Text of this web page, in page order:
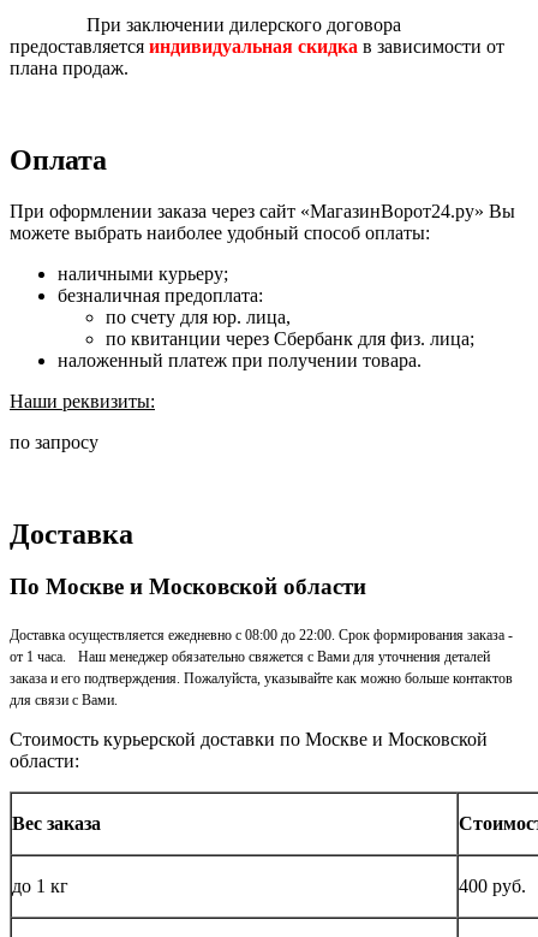
При заключении дилерского договора
предоставляется индивидуальная скидка в зависимости от
плана продаж.
Оплата
При оформлении заказа через сайт «МагазинВорот24.ру» Вы
можете выбрать наиболее удобный способ оплаты:
наличными курьеру;
безналичная предоплата:
по счету для юр. лица,
по квитанции через Сбербанк для физ. лица;
наложенный платеж при получении товара.
Наши реквизиты:
по запросу
Доставка
По Москве и Московской области
Доставка осуществляется ежедневно с 08:00 до 22:00. Срок формирования заказа -
от 1 часа. Наш менеджер обязательно свяжется с Вами для уточнения деталей
заказа и его подтверждения. Пожалуйста, указывайте как можно больше контактов
для связи с Вами.
Стоимость курьерской доставки по Москве и Московской
области:
Вес заказа
до 1 кг 400 руб.